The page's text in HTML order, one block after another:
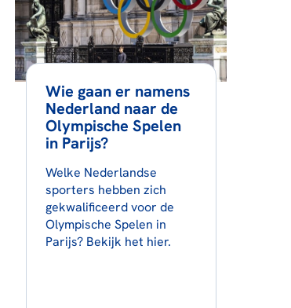
Wie gaan er namens
Nederland naar de
Olympische Spelen
in Parijs?
Welke Nederlandse
sporters hebben zich
gekwalificeerd voor de
Olympische Spelen in
Parijs? Bekijk het hier.